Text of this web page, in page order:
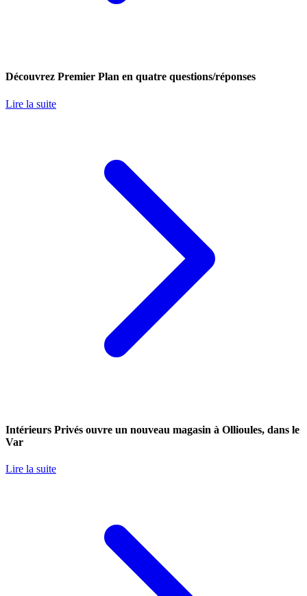
Découvrez Premier Plan en quatre questions/réponses
Lire la suite
Intérieurs Privés ouvre un nouveau magasin à Ollioules, dans le
Var
Lire la suite